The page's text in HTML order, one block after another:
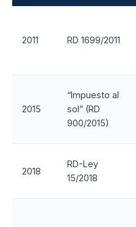
2011 RD 1699/2011
2015
“Impuesto al
sol” (RD
900/2015)
2018
RD-Ley
15/2018